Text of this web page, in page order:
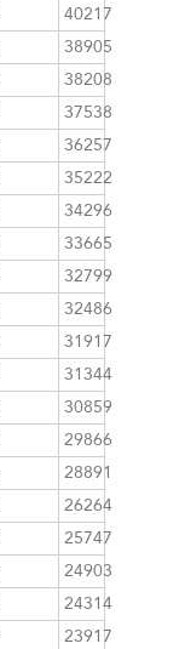
40217
38905
38208
37538
36257
35222
34296
33665
32799
32486
31917
31344
30859
29866
28891
26264
25747
24903
24314
23917